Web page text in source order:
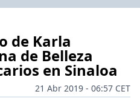
de Karla
de Belleza
en Sinaloa
21 Abr 2019 - 06:57 CET